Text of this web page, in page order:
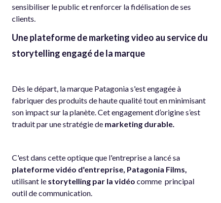
sensibiliser le public et renforcer la fidélisation de ses
clients.
Une plateforme de marketing video au service du
storytelling engagé de la marque
Dès le départ, la marque Patagonia s'est engagée à
fabriquer des produits de haute qualité tout en minimisant
son impact sur la planète. Cet engagement d’origine s’est
traduit par une stratégie de marketing durable.
C'est dans cette optique que l'entreprise a lancé sa
plateforme vidéo d'entreprise, Patagonia Films,
utilisant le storytelling par la vidéo comme principal
outil de communication.